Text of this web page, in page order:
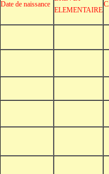
Date de naissance
ELEMENTAIRE